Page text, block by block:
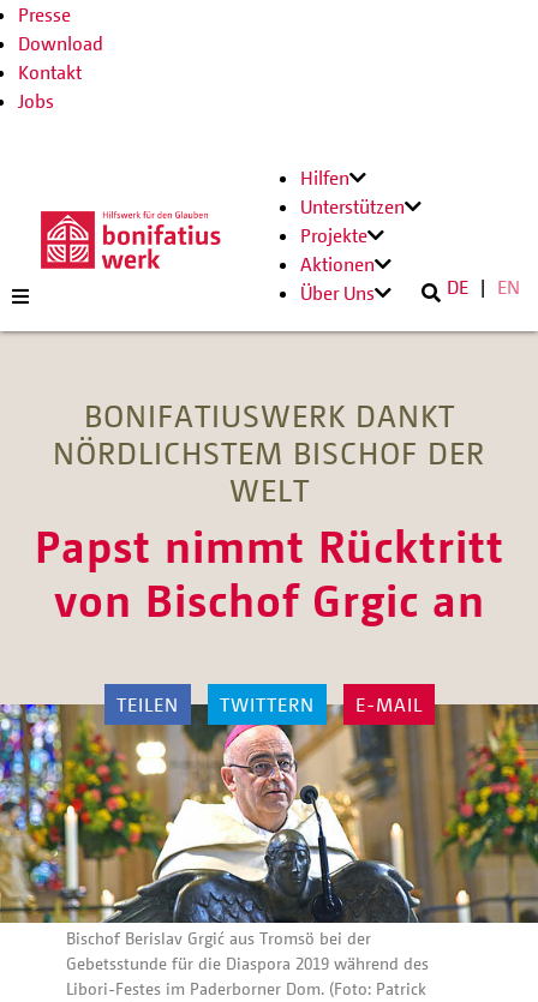
Presse
Download
Kontakt
Jobs
Hilfen
Unterstützen
Projekte
Aktionen
Über Uns
DE EN
BONIFATIUSWERK DANKT
NÖRDLICHSTEM BISCHOF DER
WELT
Papst nimmt Rücktritt
von Bischof Grgic an
TEILEN TWITTERN E-MAIL
Bischof Berislav Grgić aus Tromsö bei der
Gebetsstunde für die Diaspora 2019 während des
Libori-Festes im Paderborner Dom. (Foto: Patrick